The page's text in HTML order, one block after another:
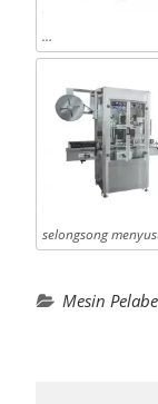
…
selongsong
Mesin